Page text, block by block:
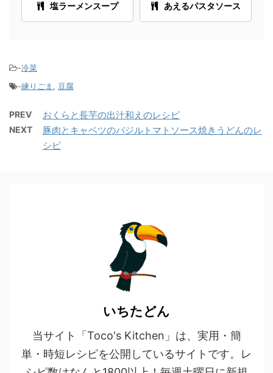
塩ラーメンスープ あえるパスタソース
-冷菜
-練りごま , 豆腐
PREV おくらと長芋の出汁和えのレシピ
NEXT
豚肉とキャベツのバジルトマトソース焼きうどんのレ
シピ
いちたどん
当サイト「Toco's Kitchen」は、実用・簡
単・時短レシピを公開しているサイトです。レ